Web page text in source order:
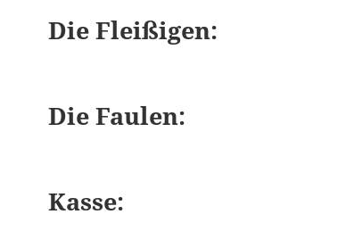
Die Fleißigen:
Die Faulen:
Kasse: